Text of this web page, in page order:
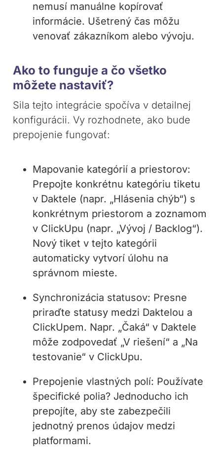
nemusí manuálne kopírovať
informácie. Ušetrený čas môžu
venovať zákazníkom alebo vývoju.
Ako to funguje a čo všetko
môžete nastaviť?
Sila tejto integrácie spočíva v detailnej
konfigurácii. Vy rozhodnete, ako bude
prepojenie fungovať:
Mapovanie kategórií a priestorov:
Prepojte konkrétnu kategóriu tiketu
v Daktele (napr. „Hlásenia chýb“) s
konkrétnym priestorom a zoznamom
v ClickUpu (napr. „Vývoj / Backlog“).
Nový tiket v tejto kategórii
automaticky vytvorí úlohu na
správnom mieste.
Synchronizácia statusov: Presne
priraďte statusy medzi Daktelou a
ClickUpem. Napr. „Čaká“ v Daktele
môže zodpovedať „V riešení“ a „Na
testovanie“ v ClickUpu.
Prepojenie vlastných polí: Používate
špecifické polia? Jednoducho ich
prepojíte, aby ste zabezpečili
jednotný prenos údajov medzi
platformami.